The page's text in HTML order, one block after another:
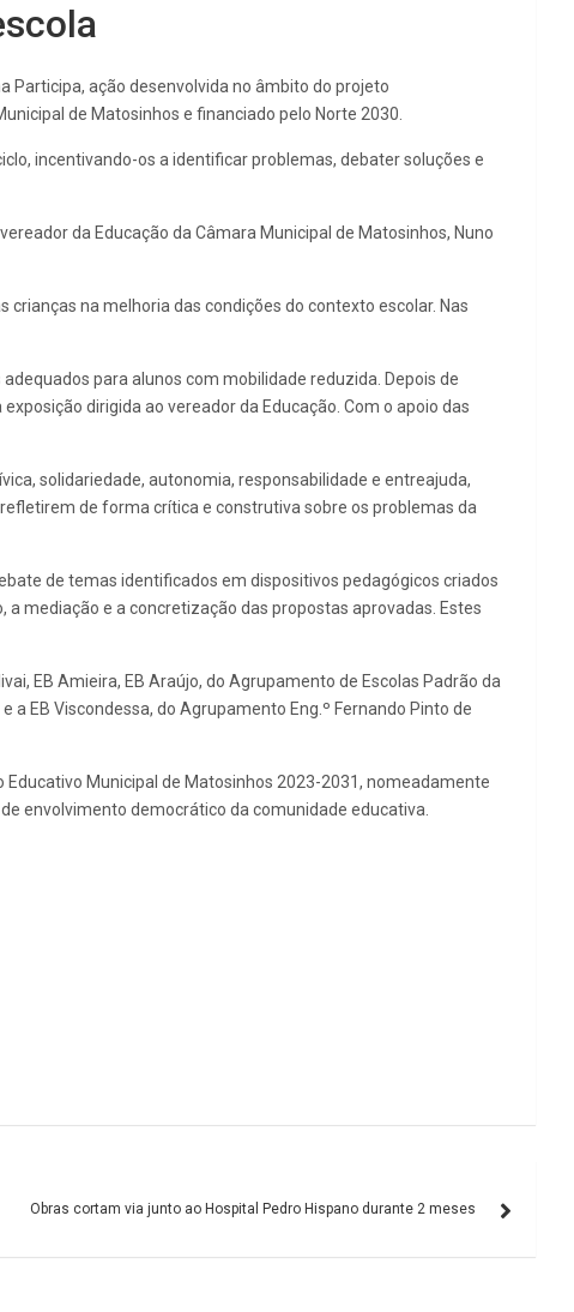
Participa, ação desenvolvida no âmbito do projeto
de Matosinhos e financiado pelo Norte 2030.
incentivando-os a identificar problemas, debater soluções e
da Educação da Câmara Municipal de Matosinhos, Nuno
na melhoria das condições do contexto escolar. Nas
para alunos com mobilidade reduzida. Depois de
dirigida ao vereador da Educação. Com o apoio das
solidariedade, autonomia, responsabilidade e entreajuda,
de forma crítica e construtiva sobre os problemas da
de temas identificados em dispositivos pedagógicos criados
mediação e a concretização das propostas aprovadas. Estes
EB Amieira, EB Araújo, do Agrupamento de Escolas Padrão da
a EB Viscondessa, do Agrupamento Eng.º Fernando Pinto de
Municipal de Matosinhos 2023-2031, nomeadamente
envolvimento democrático da comunidade educativa.
Obras cortam via junto ao Hospital Pedro Hispano durante 2 meses